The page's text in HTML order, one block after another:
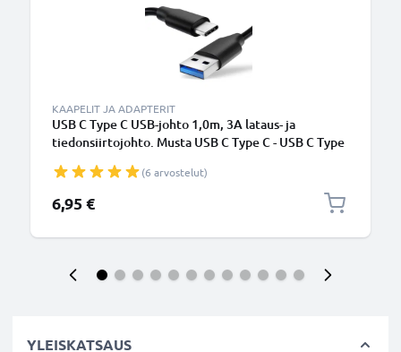
KAAPELIT JA ADAPTERIT
USB C Type C USB-johto 1,0m, 3A lataus- ja
tiedonsiirtojohto. Musta USB C Type C - USB C Type
(6 arvostelut)
6,95 €
YLEISKATSAUS